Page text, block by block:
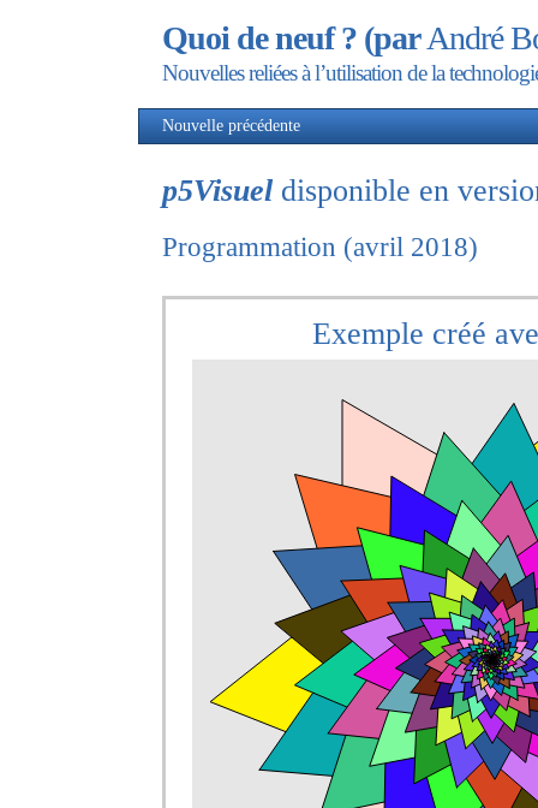
Quoi de neuf ? (parAndré
Nouvelles reliées à l’utilisation de la
Nouvelle précédente
p5Visuel disponible en
Programmation (avril 2018)
Exemple créé